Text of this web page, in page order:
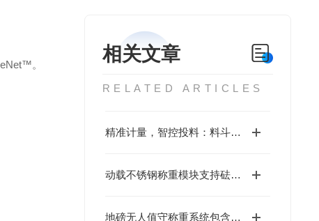
相关文章
RELATED ARTICLES
精准计量，智控投料：料斗称重系统，工业连续生产的可靠基石
动载不锈钢称重模块支持砝码标定和理论标定两种方法
地磅无人值守称重系统包含哪些硬件设备？
。